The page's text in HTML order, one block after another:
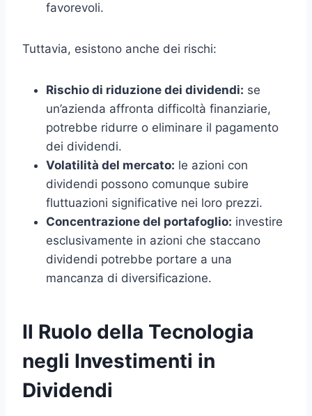
favorevoli.
Tuttavia, esistono anche dei rischi:
Rischio di riduzione dei dividendi: se
un’azienda affronta difficoltà finanziarie,
potrebbe ridurre o eliminare il pagamento
dei dividendi.
Volatilità del mercato: le azioni con
dividendi possono comunque subire
fluttuazioni significative nei loro prezzi.
Concentrazione del portafoglio: investire
esclusivamente in azioni che staccano
dividendi potrebbe portare a una
mancanza di diversificazione.
Il Ruolo della Tecnologia
negli Investimenti in
Dividendi